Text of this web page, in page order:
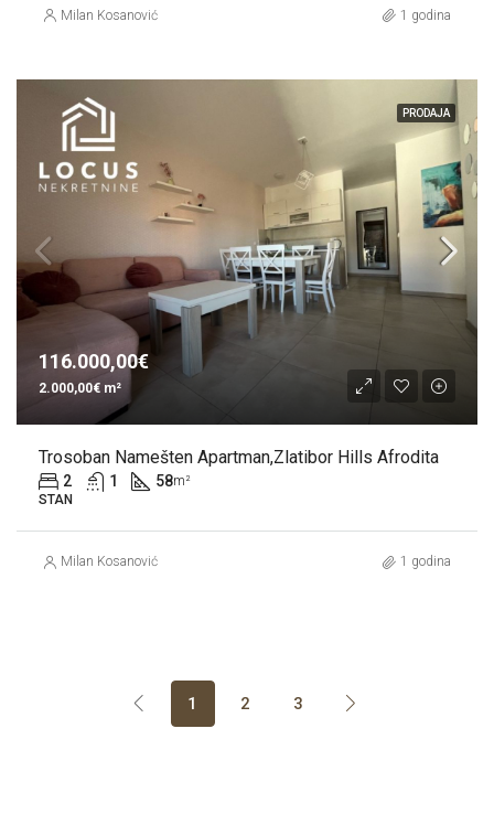
Milan Kosanović 1 godina
PRODAJA
116.000,00€
2.000,00€ m²
Trosoban Namešten Apartman,Zlatibor Hills Afrodita
2 1 58m²
STAN
Milan Kosanović 1 godina
1 2 3